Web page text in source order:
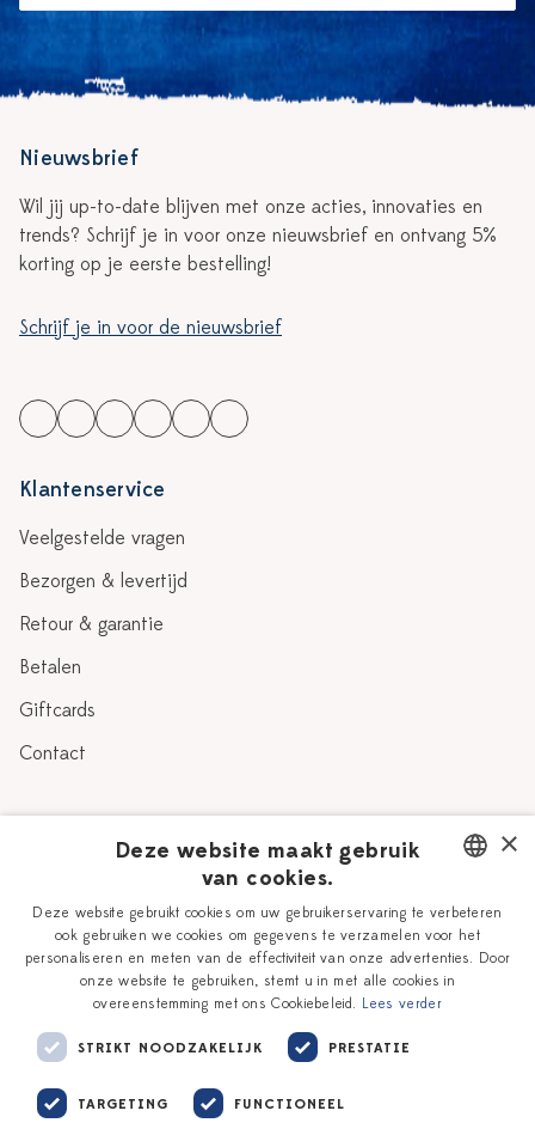
Nieuwsbrief
Wil jij up-to-date blijven met onze acties, innovaties en
trends? Schrijf je in voor onze nieuwsbrief en ontvang 5%
korting op je eerste bestelling!
Schrijf je in voor de nieuwsbrief
Klantenservice
Veelgestelde vragen
Bezorgen & levertijd
Retour & garantie
Betalen
Giftcards
Contact
Verhaal
Onze plateelschilders
Delfts Blauw
Workshops
Vacatures
Zakelijk
DUTCH
ENGLISH
×
Deze website maakt gebruik
van cookies.
Deze website gebruikt cookies om uw gebruikerservaring te verbeteren
ook gebruiken we cookies om gegevens te verzamelen voor het
personaliseren en meten van de effectiviteit van onze advertenties. Door
onze website te gebruiken, stemt u in met alle cookies in
overeenstemming met ons Cookiebeleid. Lees verder
STRIKT NOODZAKELIJK PRESTATIE
TARGETING FUNCTIONEEL